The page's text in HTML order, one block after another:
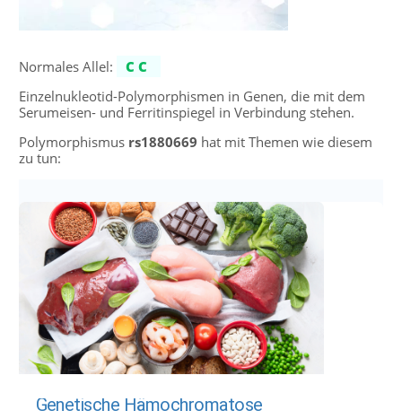
Normales Allel:
CC
Einzelnukleotid-Polymorphismen in Genen, die mit dem
Serumeisen- und Ferritinspiegel in Verbindung stehen.
Polymorphismus rs1880669 hat mit Themen wie diesem
zu tun:
Genetische Hämochromatose